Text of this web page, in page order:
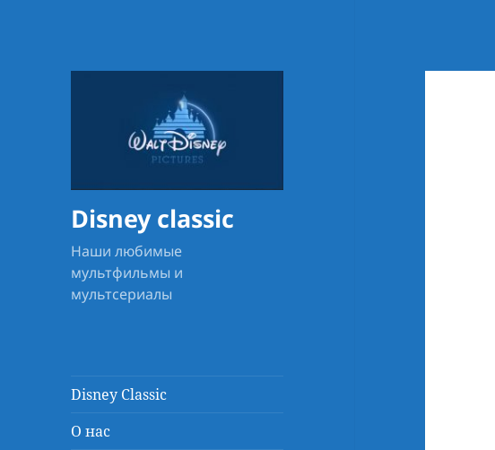
Disney classic
Наши любимые
мультфильмы и
мультсериалы
Disney Classic
О нас